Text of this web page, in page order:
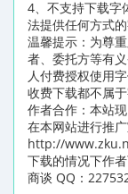
4、不支持下载字
法提供任何方式
温馨提示：为尊
者、委托方等有
人付费授权使用
收费下载都不属
作者合作：本站
在本网站进行推
http://
下载的情况下作
商谈 QQ：